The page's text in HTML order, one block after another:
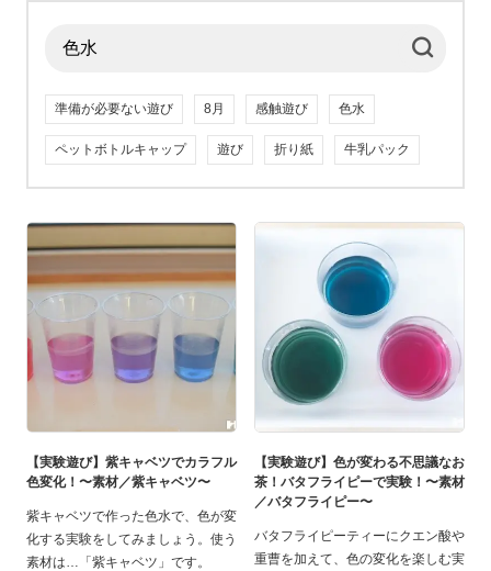
準備が必要ない遊び 8月 感触遊び 色水
ペットボトルキャップ 遊び 折り紙 牛乳パック
【実験遊び】紫キャベツでカラフル
色変化！〜素材／紫キャベツ〜
紫キャベツで作った色水で、色が変
化する実験をしてみましょう。使う
素材は…「紫キャベツ」です。
【実験遊び】色が変わる不思議なお
茶！バタフライピーで実験！〜素材
／バタフライピー〜
バタフライピーティーにクエン酸や
重曹を加えて、色の変化を楽しむ実